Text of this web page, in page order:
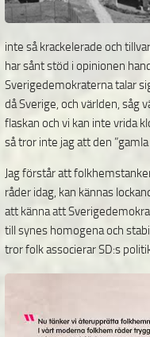
inte så krackelerade och
har sånt stöd i opinionen
Sverigedemokraterna talar
då Sverige, och världen, såg
flaskan och vi kan inte vrida
så tror inte jag att den
Jag förstår att
råder idag, kan kännas
att känna att
till synes homogena och
tror folk associerar SD:s